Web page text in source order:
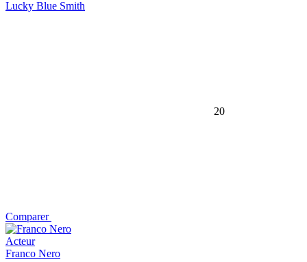
Lucky Blue Smith
20
Comparer
Acteur
Franco Nero